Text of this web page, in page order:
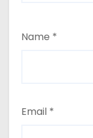
Name *
Email *